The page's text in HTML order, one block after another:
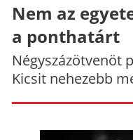
Nem az
a ponthatárt
Négyszázötvenöt
Kicsit nehezebb